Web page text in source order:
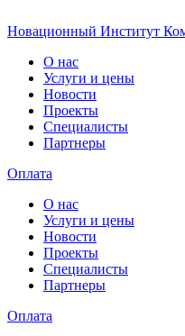
Новационный Институт
О нас
Услуги и цены
Новости
Проекты
Специалисты
Партнеры
Оплата
О нас
Услуги и цены
Новости
Проекты
Специалисты
Партнеры
Оплата